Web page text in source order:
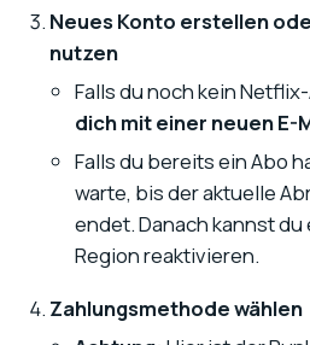
Neues Konto erstellen
nutzen
Falls du noch kein
dich mit einer neuen E-
Falls du bereits ein Abo
warte, bis der aktuelle
endet. Danach kannst
Region reaktivieren.
Zahlungsmethode wählen